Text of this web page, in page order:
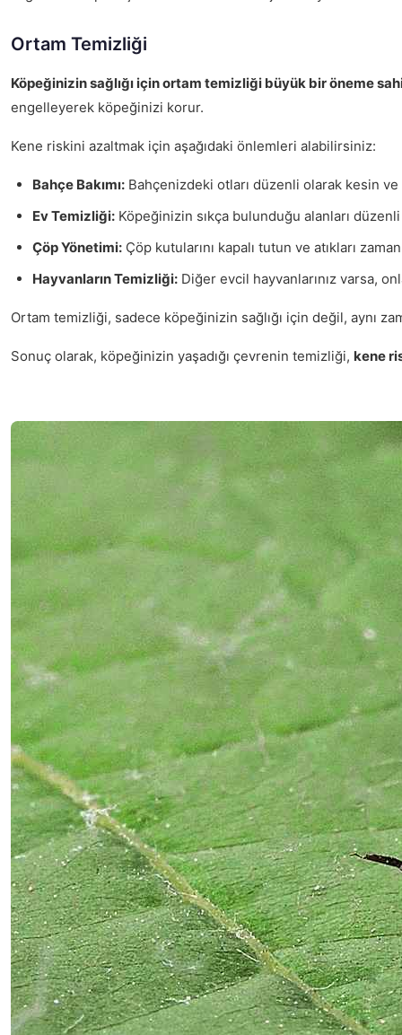
Ortam Temizliği
Köpeğinizin sağlığı için ortam temizliği büyük bir öneme
engelleyerek köpeğinizi korur.
Kene riskini azaltmak için aşağıdaki önlemleri alabilirsiniz:
Bahçe Bakımı: Bahçenizdeki otları düzenli olarak kesin
Ev Temizliği: Köpeğinizin sıkça bulunduğu alanları
Çöp Yönetimi: Çöp kutularını kapalı tutun ve atıkları
Hayvanların Temizliği: Diğer evcil hayvanlarınız varsa,
Ortam temizliği, sadece köpeğinizin sağlığı için değil, aynı
Sonuç olarak, köpeğinizin yaşadığı çevrenin temizliği, kene